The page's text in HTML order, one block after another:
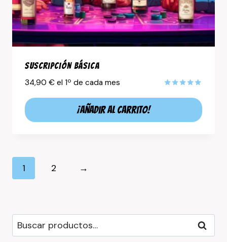
Suscripción Básica
34,90 € el 1º de cada mes
¡Añadir al carrito!
1 2 →
Buscar
por:
Buscar